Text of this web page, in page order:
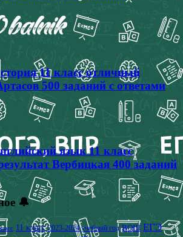
11 класс отличный
500 заданий с ответами
язык 11 класс
Вербицкая 400 заданий
🔔
11 класс 2023-2024 учебный год ВОШ ЕГЭ